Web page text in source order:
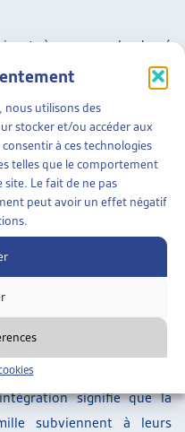
nous utilisons des
stocker et/ou accéder aux
à ces technologies
telles que le comportement
site. Le fait de ne pas
peut avoir un effet négatif
à mesurer le degré
Le versement de
à lui, peut constituer un
de séjour d’une
représenter un obstacle
e-s et enfants de
UE/AELE). Les mesures
familial entrent
la protection de la vie
(CEDH).
le permis
économique » contenue
signifie que la
subviennent à leurs